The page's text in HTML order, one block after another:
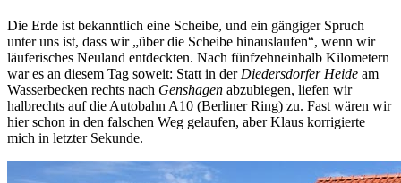
Die Erde ist bekanntlich eine Scheibe, und ein gängiger Spruch
unter uns ist, dass wir „über die Scheibe hinauslaufen“, wenn wir
läuferisches Neuland entdeckten. Nach fünfzehneinhalb Kilometern
war es an diesem Tag soweit: Statt in der Diedersdorfer Heide am
Wasserbecken rechts nach Genshagen abzubiegen, liefen wir
halbrechts auf die Autobahn A10 (Berliner Ring) zu. Fast wären wir
hier schon in den falschen Weg gelaufen, aber Klaus korrigierte
mich in letzter Sekunde.